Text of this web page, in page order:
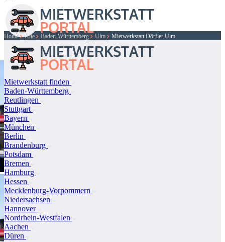
Mietwerkstatt finden
Baden-Württemberg
Reutlingen
Stuttgart
Bayern
München
Berlin
Brandenburg
Potsdam
Bremen
Hamburg
Hessen
Mecklenburg-Vorpommern
Niedersachsen
Hannover
Nordrhein-Westfalen
Aachen
Düren
Home Alle Baden-Württemberg Ulm Mietwerkstatt Dörfler Ulm